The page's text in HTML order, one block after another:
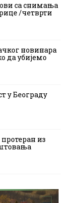
са снимања
/четврти
новинара
да убијемо
у Београду
из